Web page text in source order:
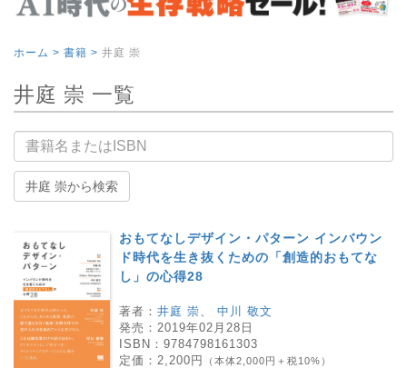
ホーム > 書籍 > 井庭 崇
井庭 崇 一覧
書籍名
井庭 崇から検索
おもてなしデザイン・パターン インバウン
ド時代を生き抜くための「創造的おもてな
し」の心得28
著者： 井庭 崇
中川 敬文
発売： 2019年02月28日
ISBN： 9784798161303
定価： 2,200円 （本体2,000円＋税10%）